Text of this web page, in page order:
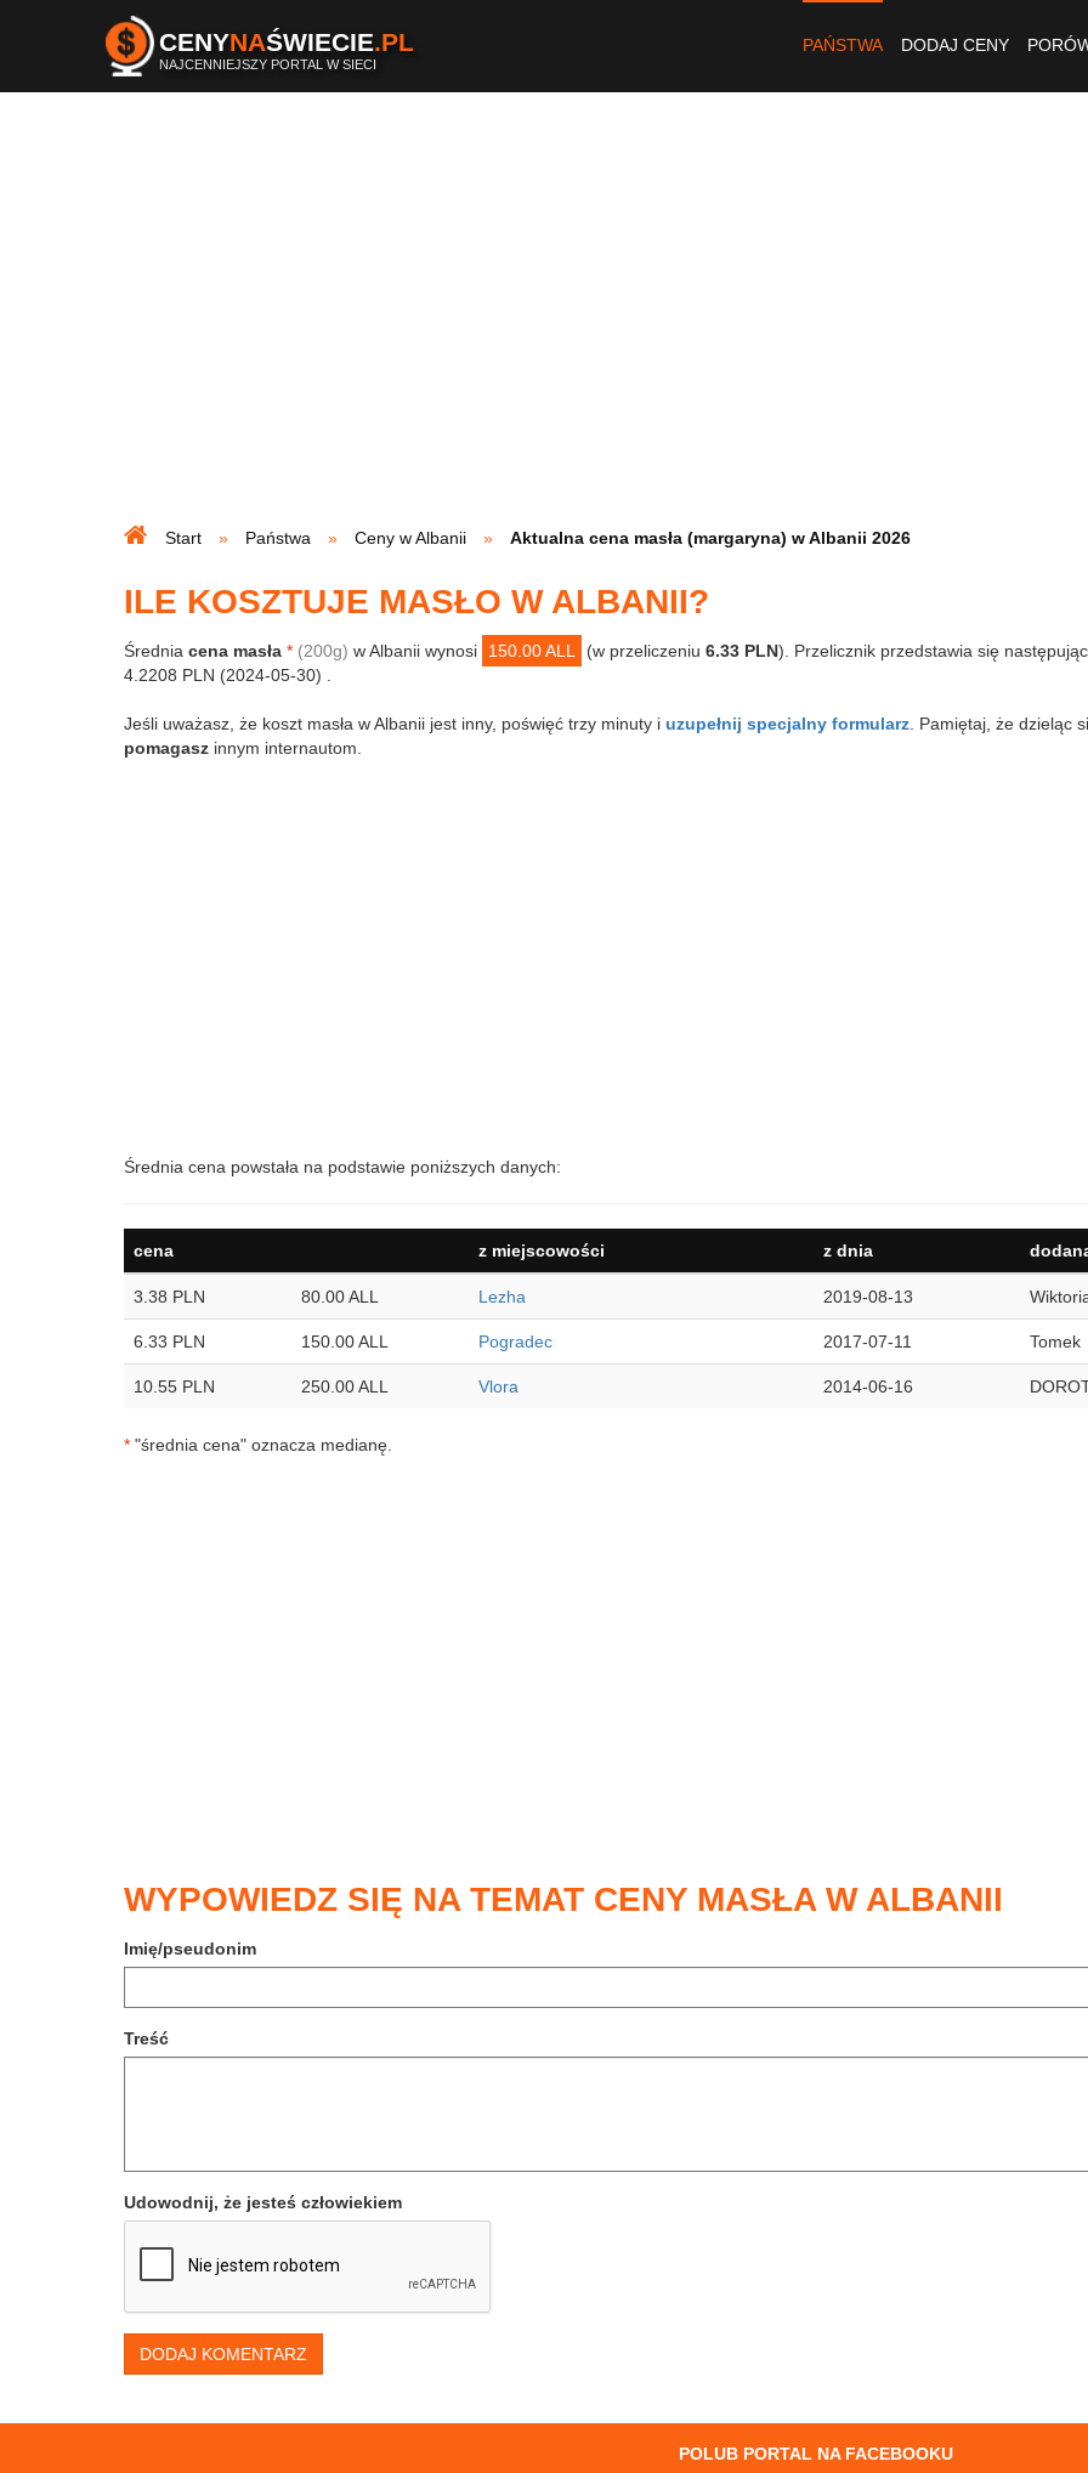
CENYNAŚWIECIE.PL
NAJCENNIEJSZY PORTAL W SIECI
PAŃSTWA DODAJ CENY
Start Państwa Ceny w Albanii Aktualna cena masła (margaryna) w Albanii 2026
ILE KOSZTUJE MASŁO W ALBANII?
Średnia cena masła * (200g) w Albanii wynosi 150.00 ALL (w przeliczeniu 6.33 PLN). Przelicznik przedstawia się
4.2208 PLN (2024-05-30) .
Jeśli uważasz, że koszt masła w Albanii jest inny, poświęć trzy minuty i uzupełnij specjalny formularz . Pamiętaj, że dzieląc
pomagasz innym internautom.
Średnia cena powstała na podstawie poniższych danych:
cena z miejscowości z dnia
3.38 PLN 80.00 ALL Lezha 2019-08-13
6.33 PLN 150.00 ALL Pogradec 2017-07-11 Tomek
10.55 PLN 250.00 ALL Vlora 2014-06-16
* "średnia cena" oznacza medianę.
WYPOWIEDZ SIĘ NA TEMAT CENY MASŁA W ALBANII
Imię/pseudonim
Treść
Udowodnij, że jesteś człowiekiem
DODAJ KOMENTARZ
POLUB PORTAL NA FACEBOOKU